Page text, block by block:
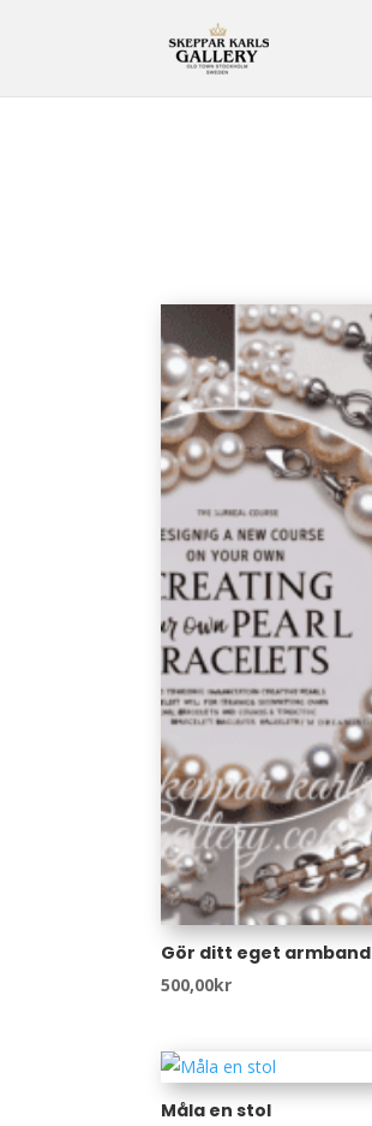
Gör ditt eget armband
500,00kr
Måla en stol